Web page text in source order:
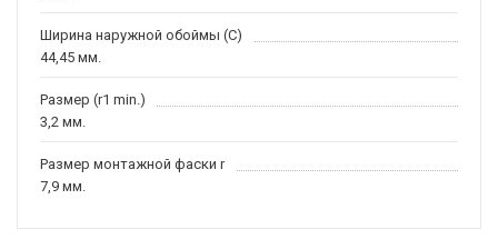
Ширина наружной обоймы (C)
44,45 мм.
Размер (r1 min.)
3,2 мм.
Размер монтажной фаски r
7,9 мм.